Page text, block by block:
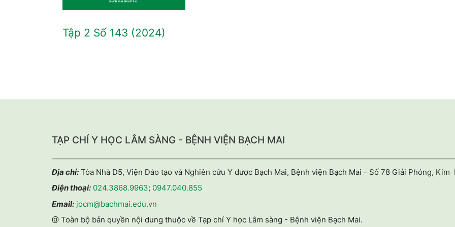
Tập 2 Số 143 (2024)
TẠP CHÍ Y HỌC LÂM SÀNG - BỆNH VIỆN BẠCH MAI
Địa chỉ: Tòa Nhà D5, Viện Đào tạo và Nghiên cứu Y dược Bạch Mai, Bệnh viện Bạch Mai - Số 78 Giải Phóng, Kim
Điện thoại: 024.3868.9963; 0947.040.855
Email: jocm@bachmai.edu.vn
@ Toàn bộ bản quyền nội dung thuộc về Tạp chí Y học Lâm sàng - Bệnh viện Bạch Mai.